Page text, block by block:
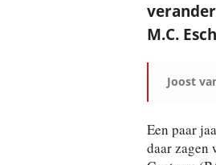
M.C.
Joost
Een paar
daar zagen